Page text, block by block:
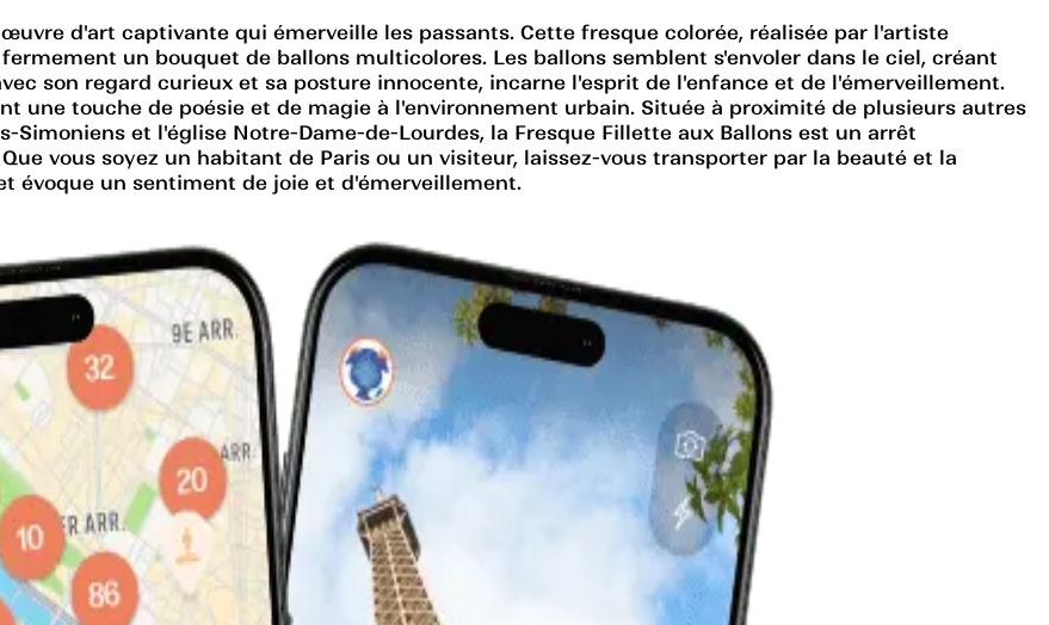
d'art captivante qui émerveille les passants. Cette fresque colorée, réalisée par l'artiste
un bouquet de ballons multicolores. Les ballons semblent s'envoler dans le ciel, créant
son regard curieux et sa posture innocente, incarne l'esprit de l'enfance et de l'émerveillement.
une touche de poésie et de magie à l'environnement urbain. Située à proximité de plusieurs autres
et l'église Notre-Dame-de-Lourdes, la Fresque Fillette aux Ballons est un arrêt
vous soyez un habitant de Paris ou un visiteur, laissez-vous transporter par la beauté et la
un sentiment de joie et d'émerveillement.